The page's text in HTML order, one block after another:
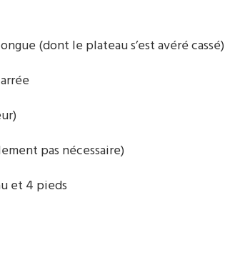
(dont le plateau s’est avéré cassé)
pas nécessaire)
et 4 pieds